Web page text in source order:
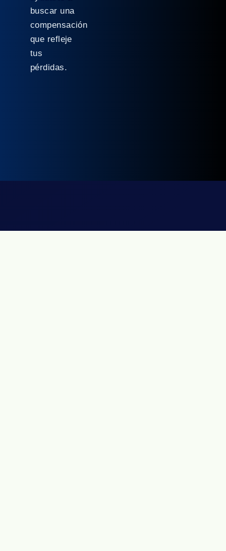
buscar una
compensación
que refleje
tus
pérdidas.